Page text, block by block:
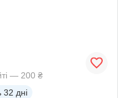
— 200 ₴
32 дні